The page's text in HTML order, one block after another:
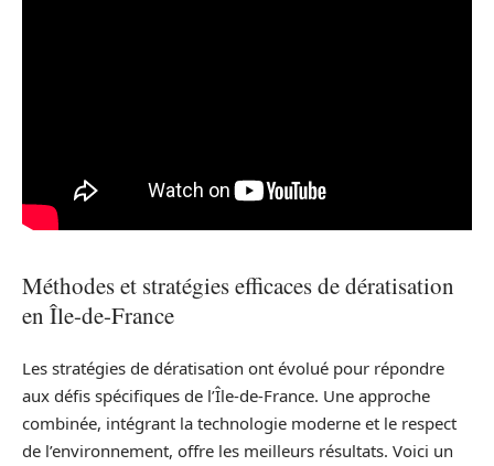
Méthodes et stratégies efficaces de dératisation
en Île-de-France
Les stratégies de dératisation ont évolué pour répondre
aux défis spécifiques de l’Île-de-France. Une approche
combinée, intégrant la technologie moderne et le respect
de l’environnement, offre les meilleurs résultats. Voici un